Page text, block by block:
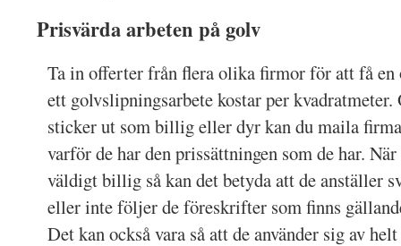
Prisvärda arbeten på golv
Ta in offerter från flera olika firmor för att få en
ett golvslipningsarbete kostar per
sticker ut som billig eller dyr kan du maila
varför de har den prissättningen som de har.
väldigt billig så kan det betyda att de anställer
eller inte följer de föreskrifter som finns
Det kan också vara så att de använder sig av